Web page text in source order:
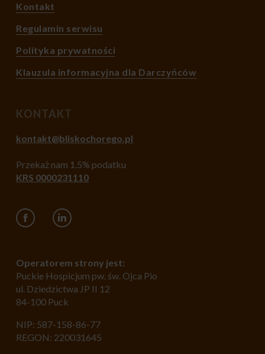
Kontakt
Regulamin serwisu
Polityka prywatności
Klauzula informacyjna dla Darczyńców
KONTAKT
kontakt@bliskochorego.pl
Przekaż nam 1.5% podatku
KRS 0000231110
Operatorem strony jest:
Puckie Hospicjum pw. św. Ojca Pio
ul. Dziedzictwa JP II 12
84-100 Puck
NIP: 587-158-86-77
REGON: 220031645